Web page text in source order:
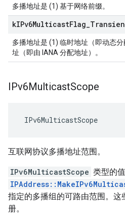
多播地址是 (1) 基于网络前缀。
kIPv6MulticastFlag
多播地址是 (1) 临时地址（即动态
址（即由 IANA 分配地址）。
IPv6MulticastScope
IPv6MulticastScope
互联网协议多播地址范围。
IPv6MulticastScope 类型的
指定的多播组的可路由范围。这
册。